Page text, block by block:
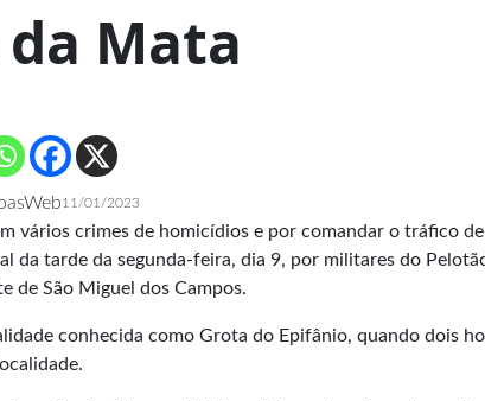
da Mata
11/01/2023
vários crimes de homicídios e por comandar o tráfico de
da tarde da segunda-feira, dia 9, por militares do
de São Miguel dos Campos.
conhecida como Grota do Epifânio, quando dois